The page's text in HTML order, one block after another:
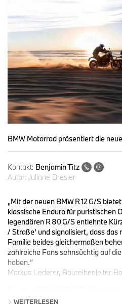
BMW Motorrad präsentiert die
Kontakt: Benjamin Titz
Autor: Juliane Dresler
„Mit der neuen BMW R 12 G/S
klassische Enduro für puristischen
legendären R 80 G/S entlehnte
/ Straße‘ und signalisiert, dass das
Familie beides gleichermaßen
zahlreiche Fans sehnsüchtig auf
haben.“
Markus Lederer, Baureihenleiter
die legendäre BMW R 80 G/S
WEITERLESEN